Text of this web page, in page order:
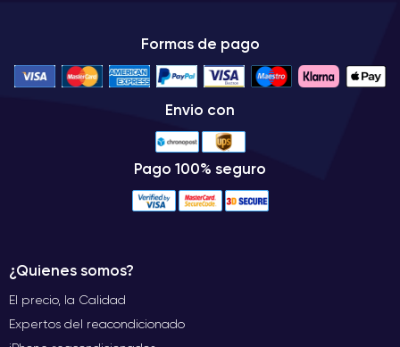
Formas de pago
Envio con
Pago 100% seguro
¿Quienes somos?
El precio, la Calidad
Expertos del reacondicionado